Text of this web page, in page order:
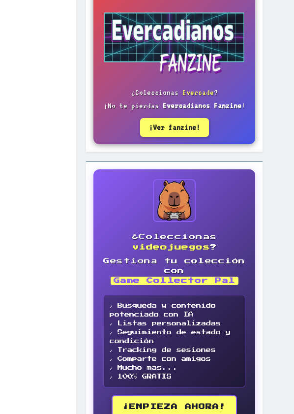
¿Coleccionas Evercade?
¡No te pierdas Evercadianos Fanzine!
¡Ver fanzine!
¿Coleccionas
videojuegos?
Gestiona tu colección
con
Game Collector Pal
✓ Búsqueda y contenido
potenciado con IA
✓ Listas personalizadas
✓ Seguimiento de estado y
condición
✓ Tracking de sesiones
✓ Comparte con amigos
✓ Mucho mas...
✓ 100% GRATIS
¡EMPIEZA AHORA!